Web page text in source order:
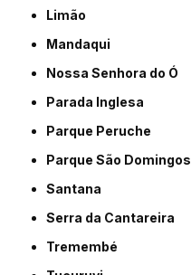
Limão
Mandaqui
Nossa Senhora do Ó
Parada Inglesa
Parque Peruche
Parque São Domingos
Santana
Serra da Cantareira
Tremembé